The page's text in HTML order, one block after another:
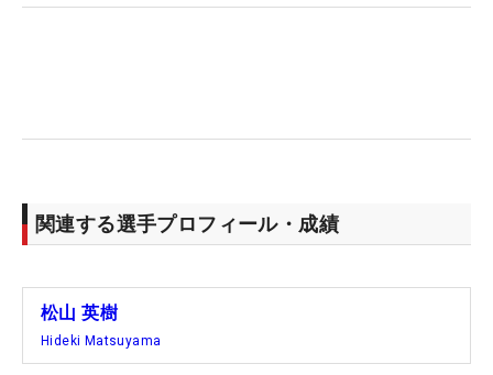
関連する選手プロフィール・成績
松山 英樹
Hideki Matsuyama